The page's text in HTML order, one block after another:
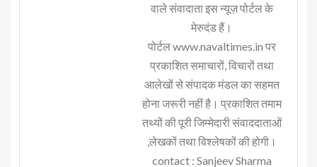
वाले संवादाता इस न्यूज़ पोर्टल के
मेरुदंड हैं।
पोर्टल www.navaltimes.in पर
प्रकाशित समाचारों, विचारों तथा
आलेखों से संपादक मंडल का सहमत
होना जरूरी नहीं है। प्रकाशित तमाम
तथ्यों की पूरी जिम्मेदारी संवाददाताओं
,लेखकों तथा विश्लेषकों की होगी।
contact : Sanjeev Sharma